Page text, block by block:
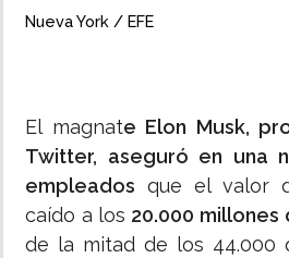
Nueva York / EFE
El magnate Elon Musk,
Twitter, aseguró en una
empleados que el valor
caído a los 20.000 millones
de la mitad de los 44.000